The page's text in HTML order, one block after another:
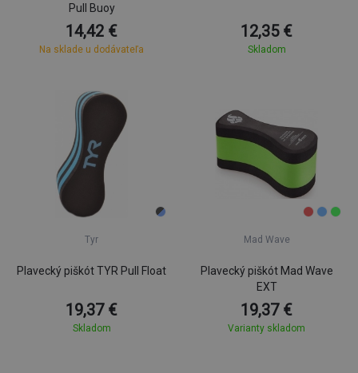
Pull Buoy
14,42 €
Na sklade u dodávateľa
12,35 €
Skladom
Tyr
Plavecký piškót TYR Pull Float
19,37 €
Skladom
Mad Wave
Plavecký piškót Mad Wave
EXT
19,37 €
Varianty skladom